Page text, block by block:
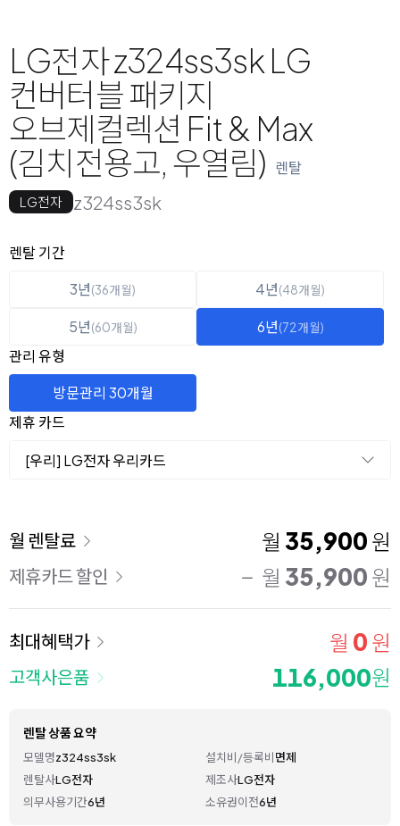
LG전자 z324ss3sk LG
컨버터블 패키지
오브제컬렉션 Fit & Max
(김치전용고, 우열림) 렌탈
LG전자 z324ss3sk
옵션 선택
렌탈 선택
렌탈 기간
3년(36개월) 4년(48개월)
5년(60개월) 6년(72개월)
관리 유형
방문관리 30개월
제휴 카드
[우리] LG전자 우리카드
이용 요금
월 렌탈료 월 35,900 원
제휴카드 할인 월 35,900 원
최대혜택가 월 0 원
고객사은품 116,000원
렌탈 상품 요약
모델명z324ss3sk 설치비/등록비면제
렌탈사LG전자 제조사LG전자
의무사용기간6년 소유권이전6년